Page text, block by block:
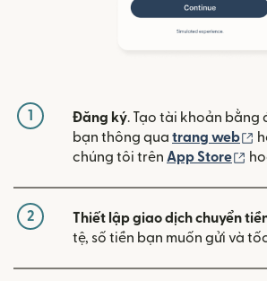
1 Đăng ký. Tạo tài khoản bằng
bạn thông qua trang web
chúng tôi trên App Store
2 Thiết lập giao dịch chuyển
tệ, số tiền bạn muốn gửi và